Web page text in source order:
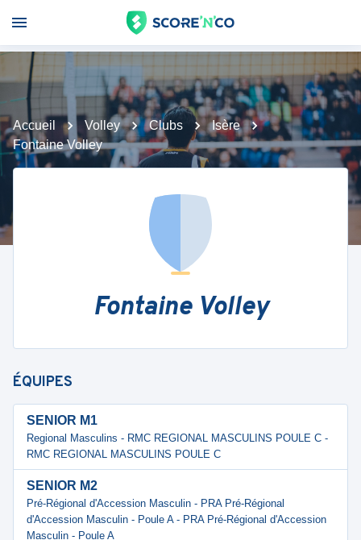
Accueil Volley Clubs
Isère
Fontaine Volley
Fontaine Volley
ÉQUIPES
SENIOR M1
Regional Masculins - RMC REGIONAL MASCULINS POULE C -
RMC REGIONAL MASCULINS POULE C
SENIOR M2
Pré-Régional d'Accession Masculin - PRA Pré-Régional
d'Accession Masculin - Poule A - PRA Pré-Régional d'Accession
Masculin - Poule A